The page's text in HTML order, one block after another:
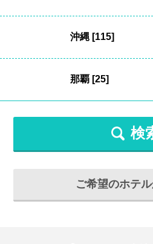
検
ご希望のホテ